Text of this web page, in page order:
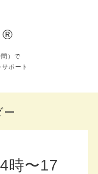
®︎
）で
サポート
ー
時〜17